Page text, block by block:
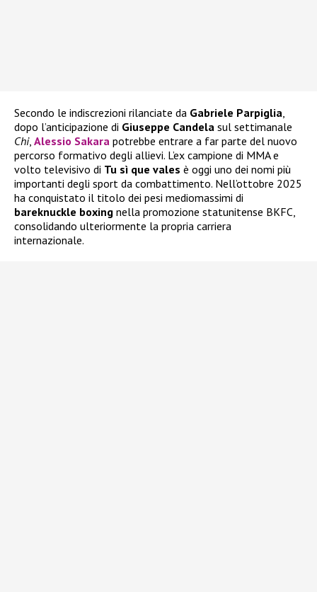
Secondo le indiscrezioni rilanciate da Gabriele Parpiglia
dopo l’anticipazione di Giuseppe Candela sul settimanale
Chi, Alessio Sakara potrebbe entrare a far parte del nuovo
percorso formativo degli allievi. L’ex campione di MMA e
volto televisivo di Tu sì que vales è oggi uno dei nomi più
importanti degli sport da combattimento. Nell’ottobre 2025
ha conquistato il titolo dei pesi mediomassimi di
bareknuckle boxing nella promozione statunitense BKFC,
consolidando ulteriormente la propria carriera
internazionale.